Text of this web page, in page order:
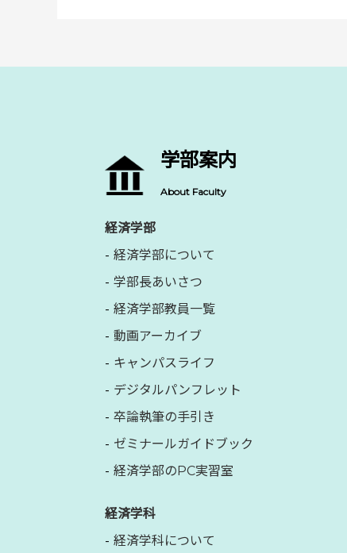
学部案内
About Faculty
経済学部
経済学部について
学部長あいさつ
経済学部教員一覧
動画アーカイブ
キャンパスライフ
デジタルパンフレット
卒論執筆の手引き
ゼミナールガイドブック
経済学部のPC実習室
経済学科
経済学科について